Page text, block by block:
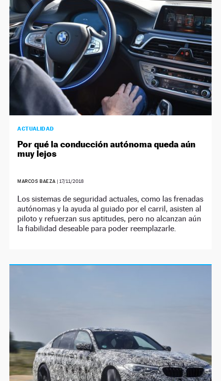
ACTUALIDAD
Por qué la conducción autónoma queda aún
muy lejos
MARCOS BAEZA |17/11/2018
Los sistemas de seguridad actuales, como las frenadas
autónomas y la ayuda al guiado por el carril, asisten al
piloto y refuerzan sus aptitudes, pero no alcanzan aún
la fiabilidad deseable para poder reemplazarle.